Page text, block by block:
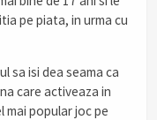
pe piata, in urma cu
sa isi dea seama ca
care activeaza in
mai popular joc pe